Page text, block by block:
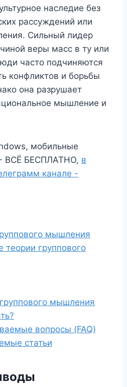
наследие без
рассуждений или
Сильный лидер
веры масс в ту или
часто подчиняются
конфликтов и борьбы
она разрушает
мышление и
мобильные
ВСЁ БЕСПЛАТНО, в
канале -
мышления
теории группового
мышления
вопросы (FAQ)
статьи